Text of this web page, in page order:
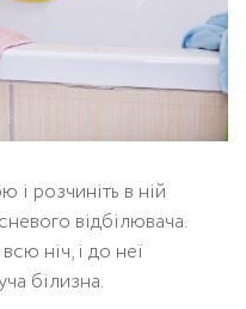
і розчиніть в ній
відбілювача.
ніч, і до неї
білизна.